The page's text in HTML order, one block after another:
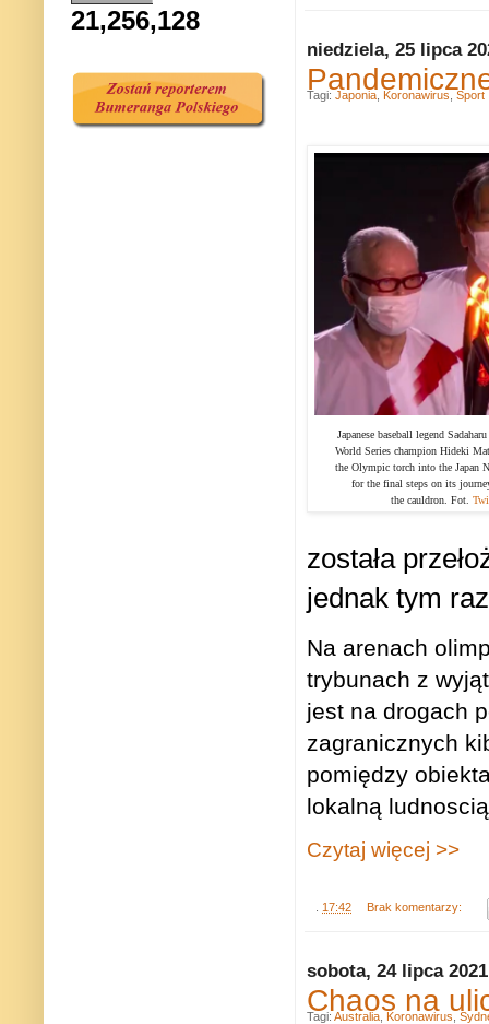
niedziela, 25 lipca
Japanese baseball legend
World Series champion Hideki
the Olympic torch into the Japan
for the final steps on its
the cauldron. Fot.
została
jednak tym
Na arenach
trybunach z
jest na drogach
zagranicznych
pomiędzy
lokalną
Czytaj więcej >>
. 17:42 Brak komentarzy:
Tagi: Japonia Koronawirus Sport
sobota, 24 lipca 2021
Chaos na
Tagi: Australia Koronawirus
21,256,128